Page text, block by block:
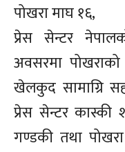
पोखरा माघ १६,
प्रेस सेन्टर
अवसरमा
खेलकुद सामाग्रि
प्रेस सेन्टर कास्की
गण्डकी तथा